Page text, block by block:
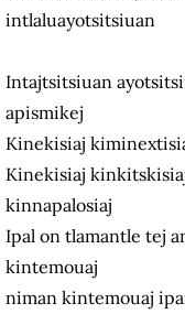
intlaluayotsitsiuan
Intajtsitsiuan
apismikej
Kinekisiaj
Kinekisiaj
kinnapalosiaj
Ipal on tlamantle tej
kintemouaj
niman kintemouaj